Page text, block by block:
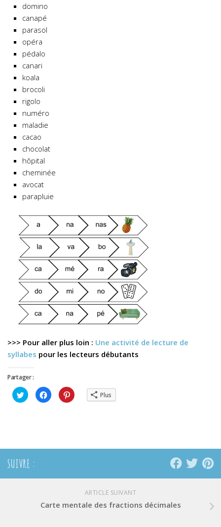
domino
canapé
parasol
opéra
pédalo
canari
koala
brocoli
rigolo
numéro
maladie
cacao
chocolat
hôpital
cheminée
avocat
parapluie
>>> Pour aller plus loin : Une activité de lecture de
syllabes pour les lecteurs débutants
Partager :
Cliquez
pour
partager
Cliquez
pour
partager
Cliquez
pour Plus
SUIVRE :
ARTICLE SUIVANT
Carte mentale des fractions décimales